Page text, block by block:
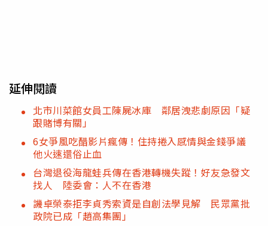
延伸閱讀
北市川菜館女員工陳屍冰庫 鄰居洩悲劇原因「疑
跟賭博有關」
6女爭風吃醋影片瘋傳！住持捲入感情與金錢爭議
他火速還俗止血
台灣退役海龍蛙兵傳在香港轉機失蹤！好友急發文
找人 陸委會：人不在香港
譏卓榮泰拒李貞秀索資是自創法學見解 民眾黨批
政院已成「趙高集團」